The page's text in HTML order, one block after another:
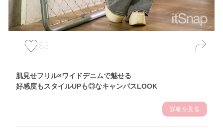
83
肌見せフリル×ワイドデニムで魅せる
好感度もスタイルUPも◎なキャンパスLOOK
詳細を見る